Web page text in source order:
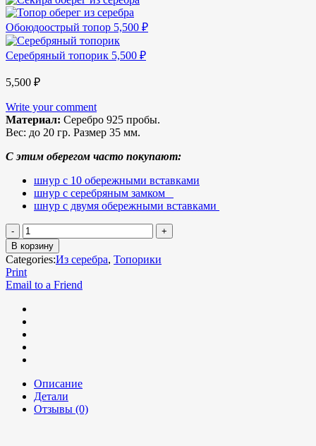
Обоюдоострый топор 5,500 ₽
Серебряный топорик 5,500 ₽
5,500 ₽
Write your comment
Материал: Серебро 925 пробы.
Вес: до 20 гр. Размер 35 мм.
С этим оберегом часто покупают:
шнур с 10 обережными вставками
шнур с серебряным замком
шнур с двумя обережными вставками
В корзину
Categories:Из серебра, Топорики
Print
Email to a Friend
Описание
Детали
Отзывы (0)